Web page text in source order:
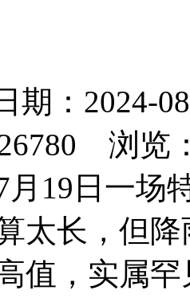
期：2024-
浏览
月19日一场
太长，但
值，实属